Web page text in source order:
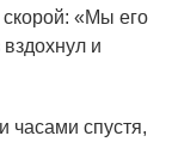
скорой: «Мы его
и
часами спустя,